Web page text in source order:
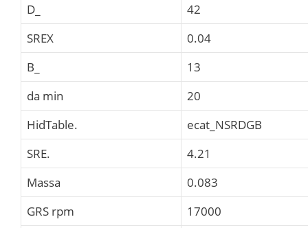
D_
42
SREX
0.04
B_
13
da min
20
HidTable.
ecat_NSRDGB
SRE.
4.21
Massa
0.083
GRS rpm
17000